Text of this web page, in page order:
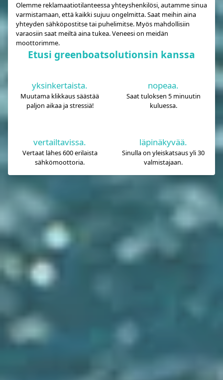
Olemme reklamaatiotilanteessa yhteyshenkilösi, autamme sinua
varmistamaan, että kaikki sujuu ongelmitta. Saat meihin aina
yhteyden sähköpostitse tai puhelimitse. Myös mahdollisiin
varaosiin saat meiltä aina tukea. Veneesi on meidän
moottorimme.
Etusi greenboatsolutionsin kanssa
yksinkertaista.
Muutama klikkaus säästää
paljon aikaa ja stressiä!
nopeaa.
Saat tuloksen 5 minuutin
kuluessa.
vertailtavissa.
Vertaat lähes 600 erilaista
sähkömoottoria.
läpinäkyvää.
Sinulla on yleiskatsaus yli 30
valmistajaan.